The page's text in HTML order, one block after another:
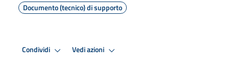
Documento (tecnico) di supporto
Condividi Vedi azioni